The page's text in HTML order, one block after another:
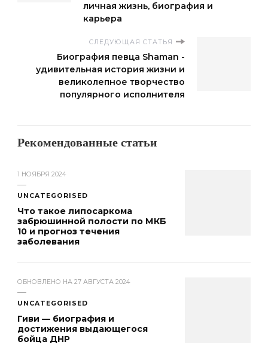
личная жизнь, биография и
карьера
СЛЕДУЮЩАЯ СТАТЬЯ
Биография певца Shaman -
удивительная история жизни и
великолепное творчество
популярного исполнителя
Рекомендованные статьи
1 НОЯБРЯ 2024
UNCATEGORISED
Что такое липосаркома
забрюшинной полости по МКБ
10 и прогноз течения
заболевания
ОБНОВЛЕНО НА 27 АВГУСТА 2024
UNCATEGORISED
Гиви — биография и
достижения выдающегося
бойца ДНР